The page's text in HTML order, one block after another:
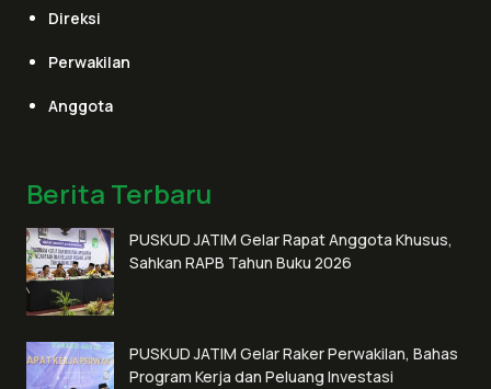
Direksi
Perwakilan
Anggota
Berita Terbaru
PUSKUD JATIM Gelar Rapat Anggota Khusus,
Sahkan RAPB Tahun Buku 2026
PUSKUD JATIM Gelar Raker Perwakilan, Bahas
Program Kerja dan Peluang Investasi